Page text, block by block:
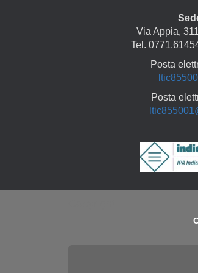
Via Appia,
Tel.
Posta
Posta